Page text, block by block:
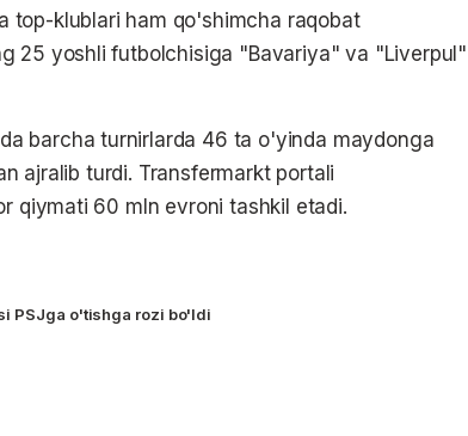
top-klublari ham qo'shimcha raqobat
25 yoshli futbolchisiga "Bavariya" va "Liverpul"
barcha turnirlarda 46 ta o'yinda maydonga
ajralib turdi. Transfermarkt portali
qiymati 60 mln evroni tashkil etadi.
PSJga o'tishga rozi bo'ldi